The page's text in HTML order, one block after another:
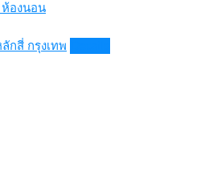
องนอน
กสี่ กรุงเทพ